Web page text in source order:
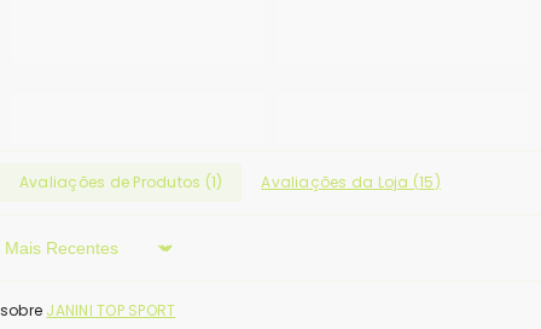
Avaliações de Produtos (1) Avaliações da Loja (15)
Sort By
JANINI TOP SPORT